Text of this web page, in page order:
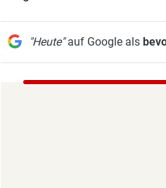
"Heute"auf Google als